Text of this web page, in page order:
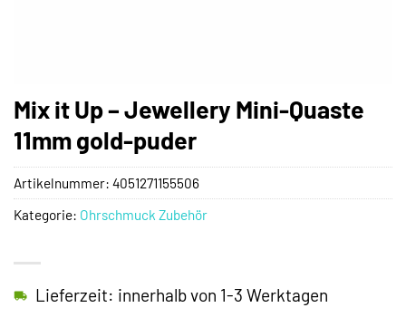
Mix it Up – Jewellery Mini-Quaste
11mm gold-puder
Lieferzeit: innerhalb von 1-3 Werktagen
Artikelnummer: 4051271155506
Kategorie: Ohrschmuck Zubehör